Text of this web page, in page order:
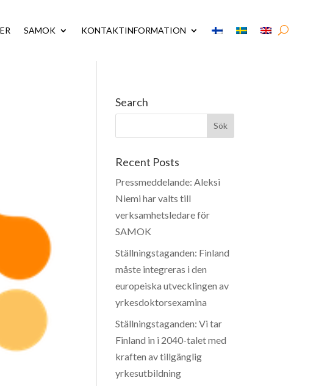
SAMOK KONTAKTINFORMATION
Search
Recent Posts
Pressmeddelande: Aleksi
Niemi har valts till
verksamhetsledare för
SAMOK
Ställningstaganden: Finland
måste integreras i den
europeiska utvecklingen av
yrkesdoktorsexamina
Ställningstaganden: Vi tar
Finland in i 2040-talet med
kraften av tillgänglig
yrkesutbildning